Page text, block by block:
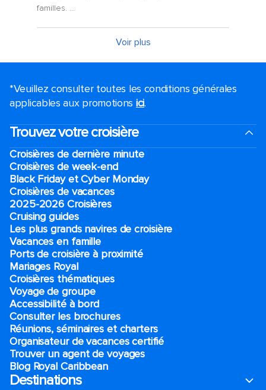
familles. ...
Voir plus
*Veuillez consulter toutes les conditions générales
applicables aux promotions ici.
Trouvez votre croisière
Croisières de dernière minute
Croisières de week-end
Black Friday et Cyber Monday
Croisières de vacances
2025-2026 Croisières
Cruising guides
Les plus grands navires de croisière
Vacances en famille
Ports de croisière à proximité
Mariages Royal
Croisières thématiques
Voyage de groupe​
Accessibilité à bord​
Consulter les brochures
Réunions, séminaires et charters
Organisateur de vacances certifié
Trouver un agent de voyages
Blog Royal Caribbean
Destinations